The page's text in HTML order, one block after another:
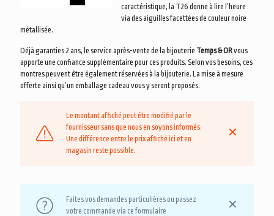
caractéristique, la T26 donne à lire l’heure
via des aiguilles facettées de couleur noire
métallisée.
Déjà garanties 2 ans, le service après-vente de la bijouterie Temps & ORvous
apporte une confiance supplémentaire pour ces produits. Selon vos besoins, ces
montres peuvent être également réservées à la bijouterie. La mise à mesure
offerte ainsi qu’un emballage cadeau vous y seront proposés.
Le montant affiché peut être modifié par le
fournisseur sans que nous en soyons informés.
Une différence entre le prix affiché ici et en
magasin reste possible.
✕
Faites vos demandes particulières ou passez
votre commande via ce formulaire
✕